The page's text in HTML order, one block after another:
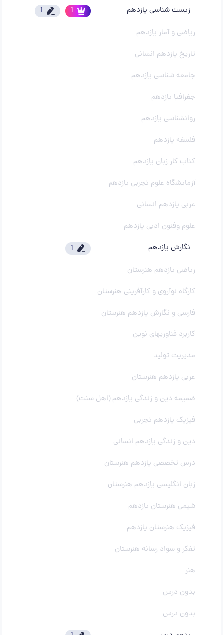
زیست شناسی یازدهم
1
1
ریاضی و آمار یازدهم
تاریخ یازدهم انسانی
جامعه شناسی یازدهم
جغرافیا یازدهم
روانشناسی یازدهم
فلسفه یازدهم
کتاب کار زبان یازدهم
آزمایشگاه علوم تجربی یازدهم
عربی یازدهم انسانی
علوم وفنون ادبی یازدهم
نگارش یازدهم
1
ریاضی یازدهم هنرستان
کارگاه نوآروی و کارآفرینی هنرستان
فارسی و نگارش یازدهم هنرستان
کاربرد فناوریهای نوین
مدیریت تولید
عربی یازدهم هنرستان
ضمیمه دین و زندگی یازدهم (اهل سنت)
فیزیک یازدهم تجربی
دین و زندگی یازدهم انسانی
درس تخصصی یازدهم هنرستان
زبان انگلیسی یازدهم هنرستان
شیمی هنرستان یازدهم
فیزیک هنرستان یازدهم
تفکر و سواد رسانه هنرستان
هنر
بدون درس
بدون درس